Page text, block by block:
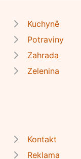
Kuchyně
Potraviny
Zahrada
Zelenina
Kontakt
Reklama